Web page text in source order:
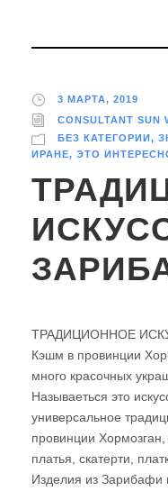
3 МАРТА, 2019
CONSULTANT SUN
БЕЗ КАТЕГОРИИ,
ИРАНЕ, ЭТО
ТРАДИЦИОННОЕ
Кэшм в провинции
много красочных
Называеться это
универсальное
провинции
платья, скатерти,
Изделия из Зарибафи